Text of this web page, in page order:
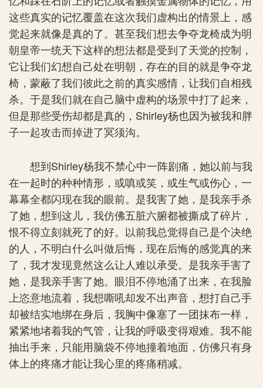
这些真实的记忆覆盖在这次我们虚构出的情景上，感
觉起来就像是真的了。甚至我们想去争夺龙椅成为明
朝皇帝一统天下这样的想法都是受到了天觉的控制，
它让我们幻想自己处在明朝，存在的目的就是争夺龙
椅，蒙蔽了我们彼此之前的真实感情，让我们自相残
杀。于是我们就在自己脑中虚构的场景中打了起来，
但是那些受伤却都是真的，Shirley杨也因为被我和胖
子一起攻击而掉进了冥须沟。
想到Shirley杨我不禁心中一阵剧痛，她以前与我
在一起时的种种情形，或嗔或笑，或生气或伤心，一
幕幕全都闪现在我的眼前。是我害了她，是我亲手杀
了她，想到这儿，我仿佛五脏六腑都被撕成了碎片，
恨不得立刻就死了的好。以前我总觉得自己是个决绝
的人，不明白什么叫做后悔，现在后悔的感觉真的来
了，我才发现竟然这么让人难以承受。是我亲手害了
她，是我亲手害了她。眼泪不停地涌了出来，在我脸
上恣意地流着，我想嘶吼却发不出声音，想打自己手
却被结实地绑在身后，我胸中像塞了一团抹布一样，
紧紧地堵着我的气管，让我的呼吸变得艰难。我不能
抽出手来，只能用脑袋不停地撞着地面，仿佛只有身
体上的疼痛才能让我心里的疼痛稍减。